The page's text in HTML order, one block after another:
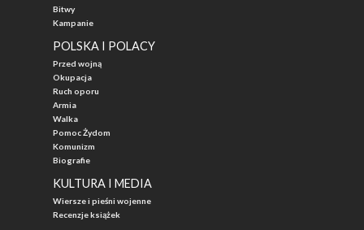
Bitwy
Kampanie
POLSKA I POLACY
Przed wojną
Okupacja
Ruch oporu
Armia
Walka
Pomoc Żydom
Komunizm
Biografie
KULTURA I MEDIA
Wiersze i pieśni wojenne
Recenzje książek